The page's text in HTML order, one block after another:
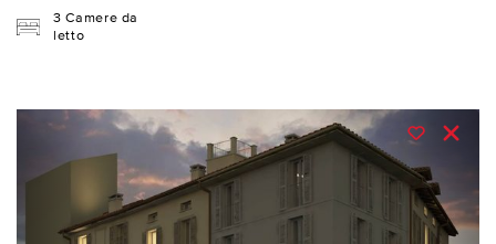
3 Camere da
letto